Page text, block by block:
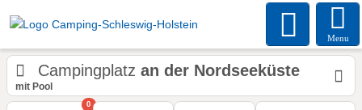
Menu
Campingplatz an der Nordseeküste
mit Pool
0